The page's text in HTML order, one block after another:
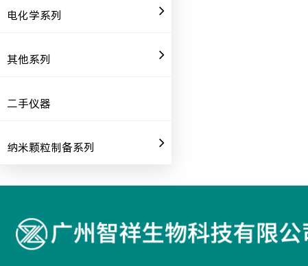
电化学系列
其他系列
二手仪器
纳米颗粒制备系列